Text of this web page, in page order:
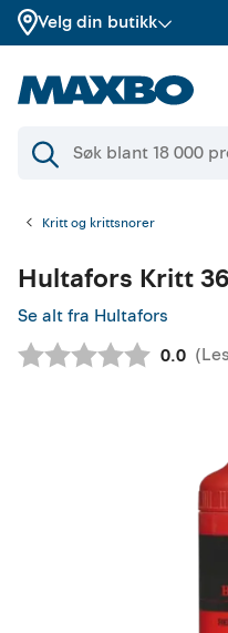
Velg din butikk
Kritt og krittsnorer
Hultafors Kritt
Se alt fra Hultafors
0.0 (Les